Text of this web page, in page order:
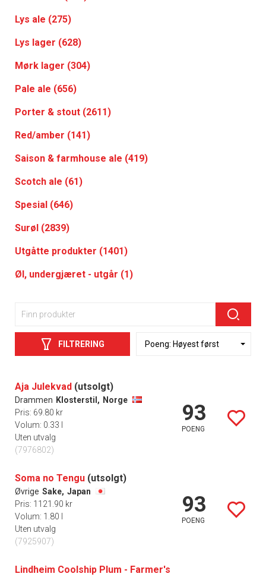
Lys ale (275)
Lys lager (628)
Mørk lager (304)
Pale ale (656)
Porter & stout (2611)
Red/amber (141)
Saison & farmhouse ale (419)
Scotch ale (61)
Spesial (646)
Surøl (2839)
Utgåtte produkter (1401)
Øl, undergjæret - utgår (1)
FILTRERING
Aja Julekvad (utsolgt)
Drammen Klosterstil, Norge
Pris: 69.80 kr
Volum: 0.33 l
Uten utvalg
(7976802)
93
POENG
Soma no Tengu (utsolgt)
Øvrige Sake, Japan
Pris: 1121.90 kr
Volum: 1.80 l
Uten utvalg
(7925907)
93
POENG
Lindheim Coolship Plum - Farmer's